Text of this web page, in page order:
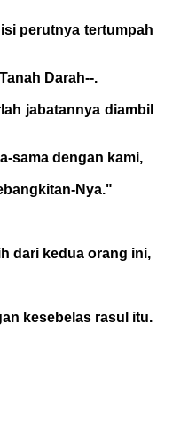
perutnya tertumpah
Darah--.
jabatannya diambil
sama dengan kami,
Nya."
dari kedua orang ini,
kesebelas rasul itu.